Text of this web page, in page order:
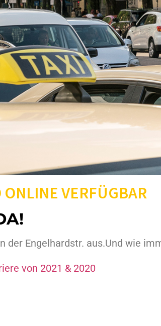
VERFÜGBAR
der Engelhardstr. aus.Und wie
von 2021 & 2020